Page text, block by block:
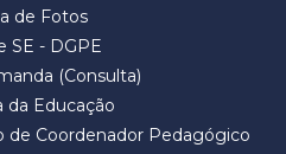
de Fotos
SE - DGPE
(Consulta)
da Educação
de Coordenador Pedagógico